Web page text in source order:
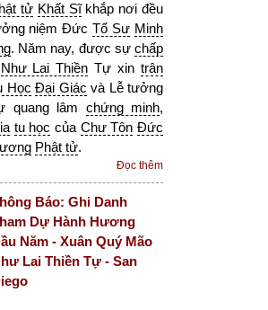
tử Khất Sĩkhắp nơi đều
niệm ĐứcTổ Sư Minh
. Năm nay, được sự chấp
Như Lai Thiền Tự xintrân
Học Đại Giác và Lễ tưởng
quang lâm chứng minh,
tu học của Chư Tôn Đức
Phật tử.
Đọc thêm
Báo: Ghi Danh
Dự Hành Hương
Năm - Xuân Quý Mão
Lai Thiền Tự - San